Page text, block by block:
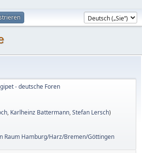
- deutsche Foren
, Karlheinz Battermann,Stefan Lersch)
Raum Hamburg/Harz/Bremen/Göttingen